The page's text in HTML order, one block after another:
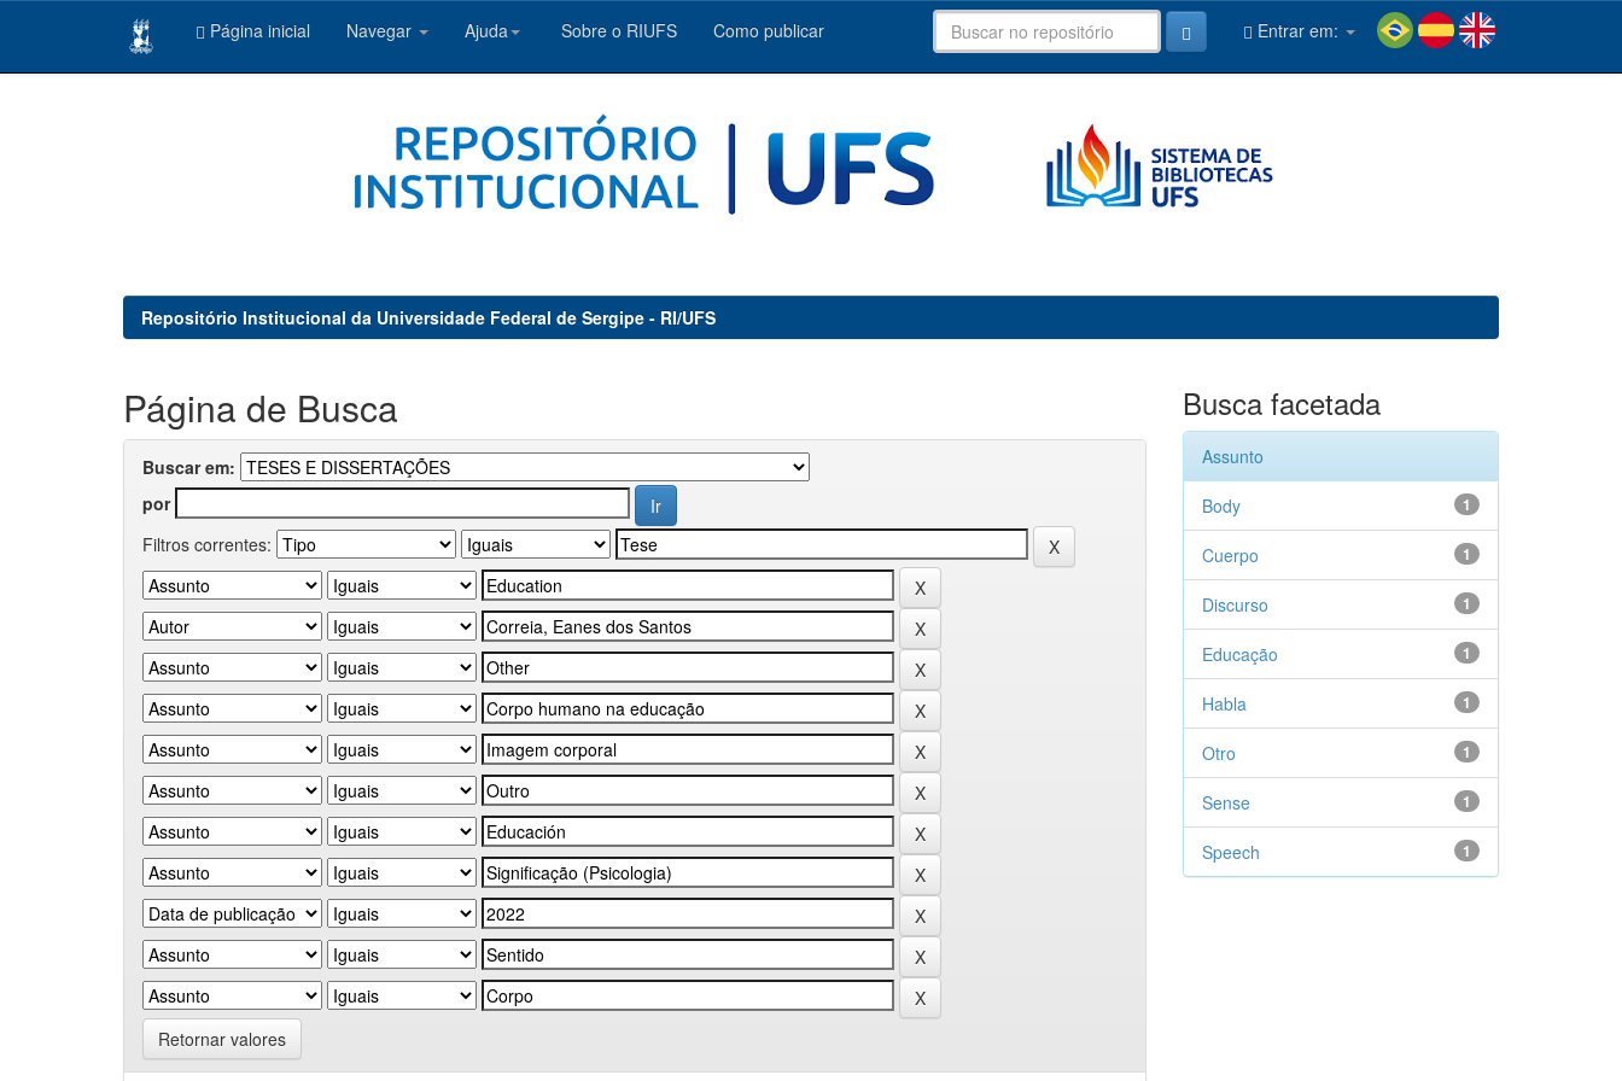
Página inicial Navegar Ajuda Sobre o RIUFS Como publicar Entrar em:
Repositório Institucional da Universidade Federal de Sergipe - RI/UFS
Página de Busca
Buscar em:
por
Filtros correntes:
Retornar valores
Busca facetada
Assunto
1
Body
1
Cuerpo
1
Discurso
1
Educação
1
Habla
1
Otro
1
Sense
1
Speech